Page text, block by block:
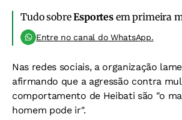
Tudo sobreEsportesem primeira
Entre no canal do WhatsApp.
Nas redes sociais, a organização
afirmando que a agressão contra
comportamento de Heibati são "o
homem pode ir".